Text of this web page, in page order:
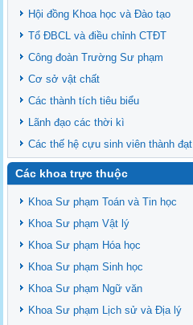
Hội đồng Khoa học và Đào tạo
Tổ ĐBCL và điều chỉnh CTĐT
Công đoàn Trường Sư phạm
Cơ sở vật chất
Các thành tích tiêu biểu
Lãnh đạo các thời kì
Các thế hệ cựu sinh viên thành đạt
Các khoa trực thuộc
Khoa Sư phạm Toán và Tin học
Khoa Sư phạm Vật lý
Khoa Sư phạm Hóa học
Khoa Sư phạm Sinh học
Khoa Sư phạm Ngữ văn
Khoa Sư phạm Lịch sử và Địa lý